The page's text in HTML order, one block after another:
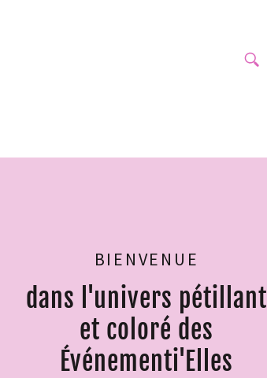
BIENVENUE
dans l'univers pétillant
et coloré des
Événementi'Elles